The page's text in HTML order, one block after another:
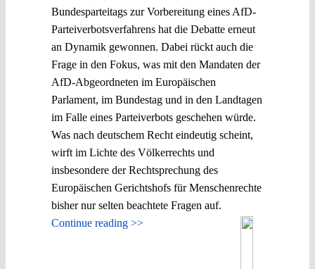
Bundesparteitags zur Vorbereitung eines AfD-
Parteiverbotsverfahrens hat die Debatte erneut
an Dynamik gewonnen. Dabei rückt auch die
Frage in den Fokus, was mit den Mandaten der
AfD-Abgeordneten im Europäischen
Parlament, im Bundestag und in den Landtagen
im Falle eines Parteiverbots geschehen würde.
Was nach deutschem Recht eindeutig scheint,
wirft im Lichte des Völkerrechts und
insbesondere der Rechtsprechung des
Europäischen Gerichtshofs für Menschenrechte
bisher nur selten beachtete Fragen auf.
Continue reading >>